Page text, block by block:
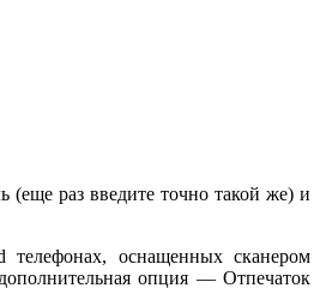
(еще раз введите точно такой же) и
оснащенных сканером
опция — Отпечаток